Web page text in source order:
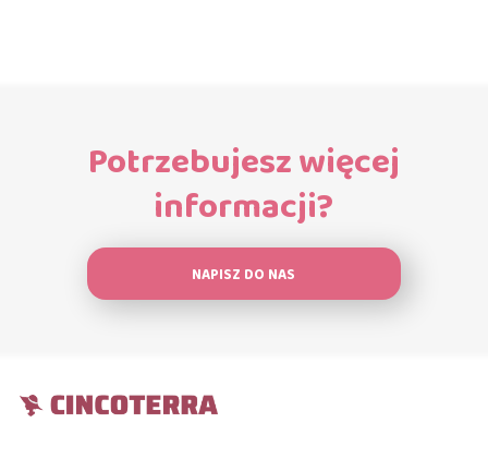
Potrzebujesz więcej
informacji?
NAPISZ DO NAS